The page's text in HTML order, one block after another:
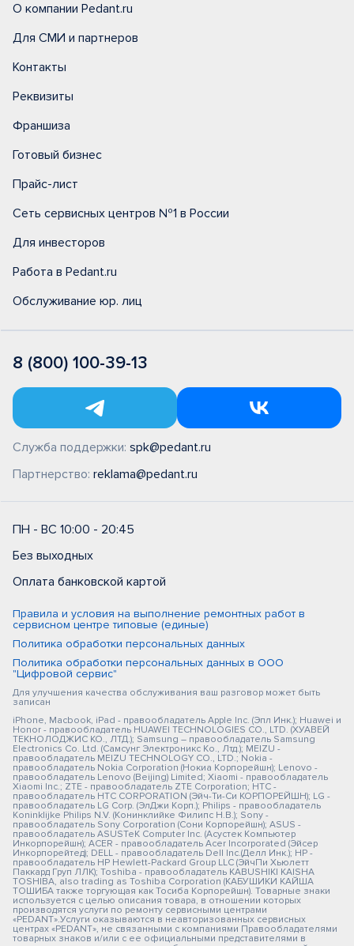
О компании Pedant.ru
Для СМИ и партнеров
Контакты
Реквизиты
Франшиза
Готовый бизнес
Прайс-лист
Сеть сервисных центров №1 в России
Для инвесторов
Работа в Pedant.ru
Обслуживание юр. лиц
8 (800) 100-39-13
Служба поддержки: spk@pedant.ru
Партнерство: reklama@pedant.ru
ПН - ВС 10:00 - 20:45
Без выходных
Оплата банковской картой
Правила и условия на выполнение ремонтных работ в
сервисном центре типовые (единые)
Политика обработки персональных данных
Политика обработки персональных данных в ООО
"Цифровой сервис"
Для улучшения качества обслуживания ваш разговор может быть
записан
iPhone, Macbook, iPad - правообладатель Apple Inc. (Эпл Инк.); Huawei и
Honor - правообладатель HUAWEI TECHNOLOGIES CO., LTD. (ХУАВЕЙ
ТЕКНОЛОДЖИС КО., ЛТД.); Samsung – правообладатель Samsung
Electronics Co. Ltd. (Самсунг Электроникс Ко., Лтд.); MEIZU -
правообладатель MEIZU TECHNOLOGY CO., LTD.; Nokia -
правообладатель Nokia Corporation (Нокиа Корпорейшн); Lenovo -
правообладатель Lenovo (Beijing) Limited; Xiaomi - правообладатель
Xiaomi Inc.; ZTE - правообладатель ZTE Corporation; HTC -
правообладатель HTC CORPORATION (Эйч-Ти-Си КОРПОРЕЙШН); LG -
правообладатель LG Corp. (ЭлДжи Корп.); Philips - правообладатель
Koninklijke Philips N.V. (Конинклийке Филипс Н.В.); Sony -
правообладатель Sony Corporation (Сони Корпорейшн); ASUS -
правообладатель ASUSTeK Computer Inc. (Асустек Компьютер
Инкорпорейшн); ACER - правообладатель Acer Incorporated (Эйсер
Инкорпорейтед); DELL - правообладатель Dell Inc.(Делл Инк.); HP -
правообладатель HP Hewlett-Packard Group LLC (ЭйчПи Хьюлетт
Паккард Груп ЛЛК); Toshiba - правообладатель KABUSHIKI KAISHA
TOSHIBA, also trading as Toshiba Corporation (КАБУШИКИ КАЙША
ТОШИБА также торгующая как Тосиба Корпорейшн). Товарные знаки
используется с целью описания товара, в отношении которых
производятся услуги по ремонту сервисными центрами
«PEDANT».Услуги оказываются в неавторизованных сервисных
центрах «PEDANT», не связанными с компаниями Правообладателями
товарных знаков и/или с ее официальными представителями в